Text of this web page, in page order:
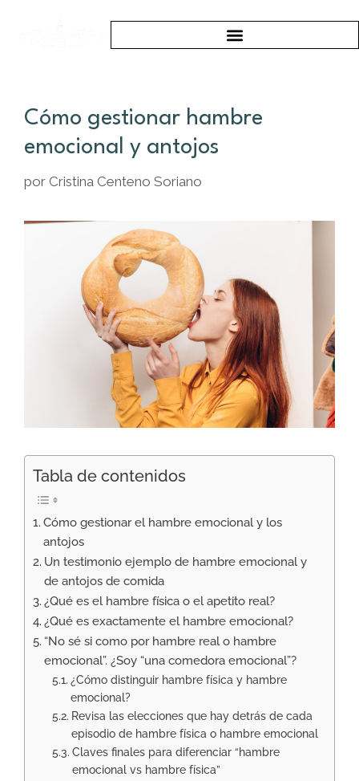
Cómo gestionar hambre
emocional y antojos
por Cristina Centeno Soriano
Tabla de contenidos
Cómo gestionar el hambre emocional y los
antojos
Un testimonio ejemplo de hambre emocional y
de antojos de comida
¿Qué es el hambre física o el apetito real?
¿Qué es exactamente el hambre emocional?
“No sé si como por hambre real o hambre
emocional”. ¿Soy “una comedora emocional”?
¿Cómo distinguir hambre física y hambre
emocional?
Revisa las elecciones que hay detrás de cada
episodio de hambre física o hambre emocional
Claves finales para diferenciar “hambre
emocional vs hambre física”